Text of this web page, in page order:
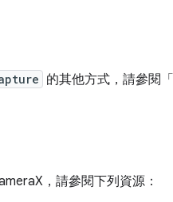
的其他方式，請參閱「
，請參閱下列資源：